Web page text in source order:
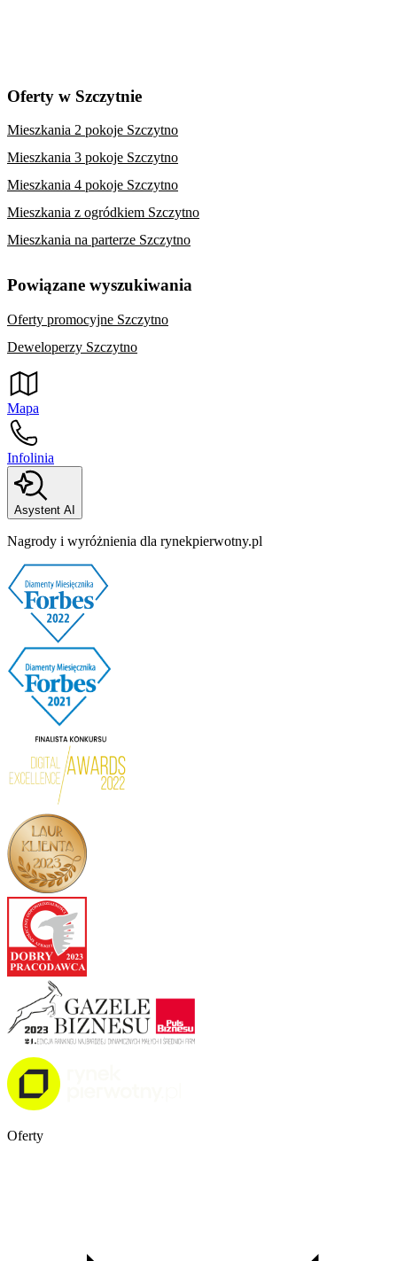
Oferty w Szczytnie
Mieszkania 2 pokoje Szczytno
Mieszkania 3 pokoje Szczytno
Mieszkania 4 pokoje Szczytno
Mieszkania z ogródkiem Szczytno
Mieszkania na parterze Szczytno
Powiązane wyszukiwania
Oferty promocyjne Szczytno
Deweloperzy Szczytno
Mapa
Infolinia
Asystent AI
Nagrody i wyróżnienia dla rynekpierwotny.pl
Oferty